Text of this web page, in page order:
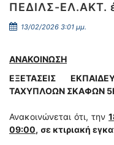
ΠΕΔΙΛΣ-ΕΛ.ΑΚΤ.
13/02/2026 3:01 μμ.
ΑΝΑΚΟΙΝΩΣΗ
ΕΞΕΤΑΣΕΙΣ
ΤΑΧΥΠΛΟΩΝ ΣΚΑΦΩΝ
Ανακοινώνεται ότι, την
09:00, σε κτιριακή